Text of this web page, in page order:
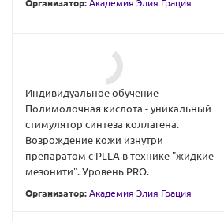
Организатор: Академия Элия Грация
Индивидуальное обучение
Полимолочная кислота - уникальный
стимулятор синтеза коллагена.
Возрождение кожи изнутри
препаратом с PLLA в технике "жидкие
мезонити". Уровень PRO.
Организатор: Академия Элия Грация